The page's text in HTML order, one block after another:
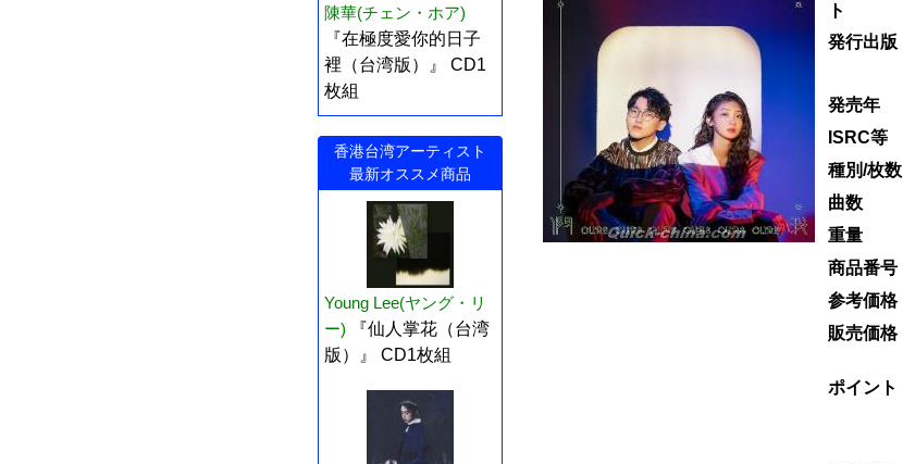
陳華(チェン・ホア)
『在極度愛你的日子
裡（台湾版）』 CD1
枚組
香港台湾アーティスト
最新オススメ商品
Young Lee(ヤング・リ
ー)
『仙人掌花（台湾
版）』 CD1枚組
ト
発行出版
発売年
ISRC等
種別/枚数
曲数
重量
商品番号
参考価格
販売価格
ポイント